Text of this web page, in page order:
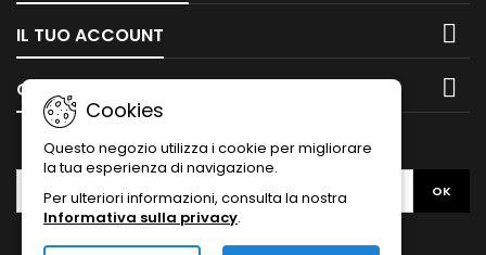
IL TUO ACCOUNT 
CONTATTO 
Cookies
Questo negozio utilizza i cookie per migliorare
la tua esperienza di navigazione.
Per ulteriori informazioni, consulta la nostra
Informativa sulla privacy.
NEWSLETTER